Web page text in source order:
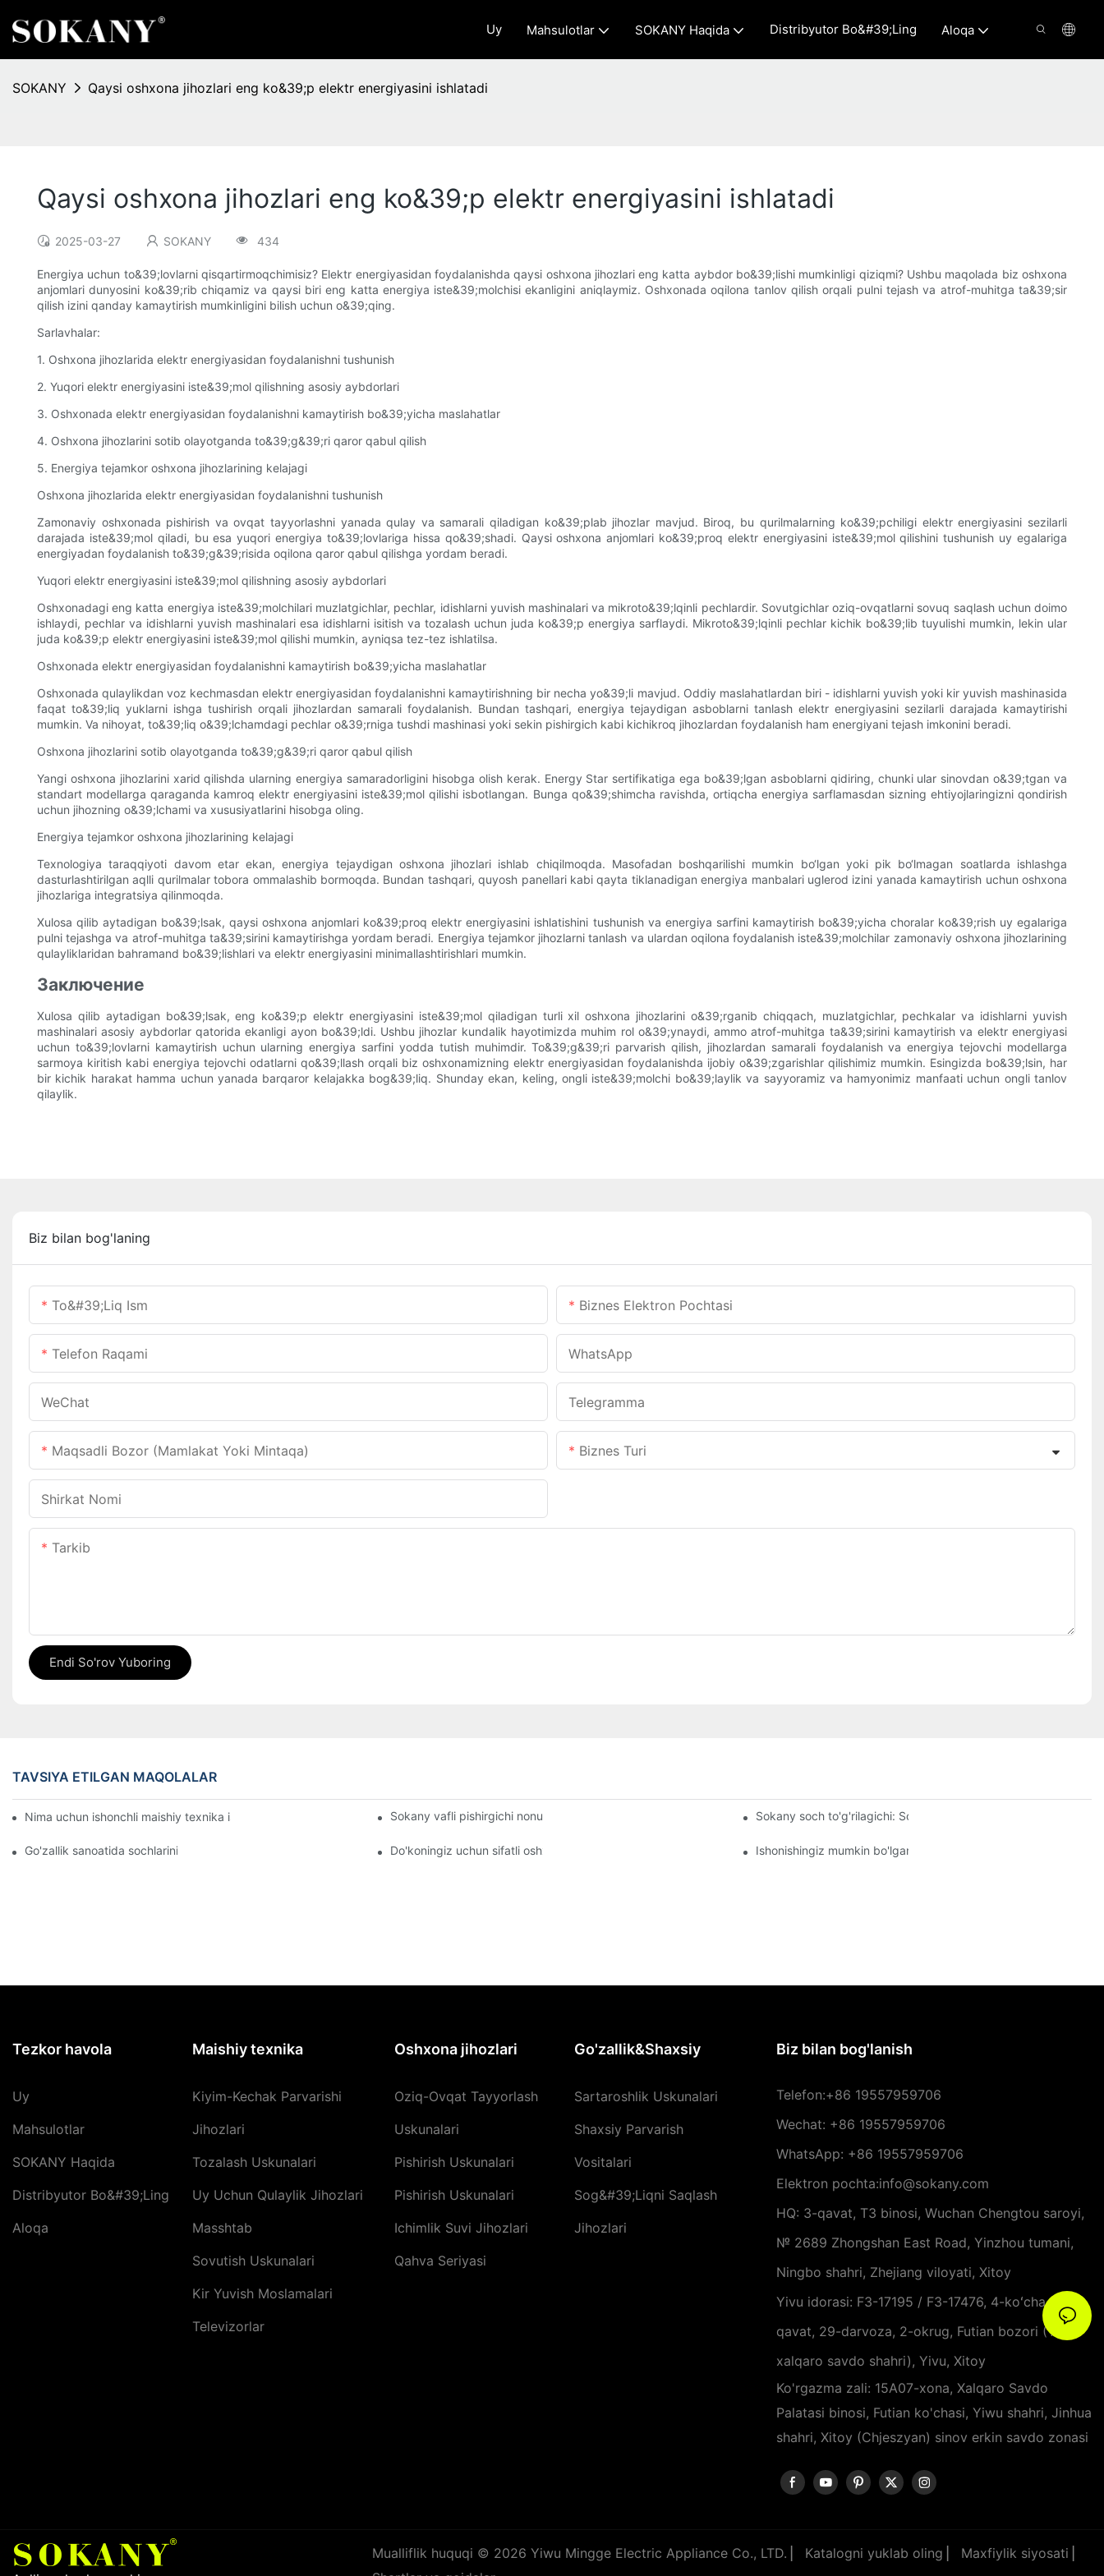
Uy Mahsulotlar SOKANY Haqida Distribyutor Bo&#39;ling Aloqa
SOKANY Qaysi oshxona jihozlari eng ko&39;p elektr energiyasini ishlatadi
Qaysi oshxona jihozlari eng ko&39;p elektr energiyasini ishlatadi
2025-03-27 SOKANY 434
Energiya uchun to&39;lovlarni qisqartirmoqchimisiz? Elektr energiyasidan foydalanishda qaysi oshxona jihozlari eng katta aybdor bo&39;lishi mumkinligi qiziqmi? Ushbu maqolada biz oshxona
anjomlari dunyosini ko&39;rib chiqamiz va qaysi biri eng katta energiya iste&39;molchisi ekanligini aniqlaymiz. Oshxonada oqilona tanlov qilish orqali pulni tejash va atrof-muhitga ta&39;sir
qilish izini qanday kamaytirish mumkinligini bilish uchun o&39;qing.
Sarlavhalar:
1. Oshxona jihozlarida elektr energiyasidan foydalanishni tushunish
2. Yuqori elektr energiyasini iste&39;mol qilishning asosiy aybdorlari
3. Oshxonada elektr energiyasidan foydalanishni kamaytirish bo&39;yicha maslahatlar
4. Oshxona jihozlarini sotib olayotganda to&39;g&39;ri qaror qabul qilish
5. Energiya tejamkor oshxona jihozlarining kelajagi
Oshxona jihozlarida elektr energiyasidan foydalanishni tushunish
Zamonaviy oshxonada pishirish va ovqat tayyorlashni yanada qulay va samarali qiladigan ko&39;plab jihozlar mavjud. Biroq, bu qurilmalarning ko&39;pchiligi elektr energiyasini sezilarli
darajada iste&39;mol qiladi, bu esa yuqori energiya to&39;lovlariga hissa qo&39;shadi. Qaysi oshxona anjomlari ko&39;proq elektr energiyasini iste&39;mol qilishini tushunish uy egalariga
energiyadan foydalanish to&39;g&39;risida oqilona qaror qabul qilishga yordam beradi.
Yuqori elektr energiyasini iste&39;mol qilishning asosiy aybdorlari
Oshxonadagi eng katta energiya iste&39;molchilari muzlatgichlar, pechlar, idishlarni yuvish mashinalari va mikroto&39;lqinli pechlardir. Sovutgichlar oziq-ovqatlarni sovuq saqlash uchun doimo
ishlaydi, pechlar va idishlarni yuvish mashinalari esa idishlarni isitish va tozalash uchun juda ko&39;p energiya sarflaydi. Mikroto&39;lqinli pechlar kichik bo&39;lib tuyulishi mumkin, lekin ular
juda ko&39;p elektr energiyasini iste&39;mol qilishi mumkin, ayniqsa tez-tez ishlatilsa.
Oshxonada elektr energiyasidan foydalanishni kamaytirish bo&39;yicha maslahatlar
Oshxonada qulaylikdan voz kechmasdan elektr energiyasidan foydalanishni kamaytirishning bir necha yo&39;li mavjud. Oddiy maslahatlardan biri - idishlarni yuvish yoki kir yuvish mashinasida
faqat to&39;liq yuklarni ishga tushirish orqali jihozlardan samarali foydalanish. Bundan tashqari, energiya tejaydigan asboblarni tanlash elektr energiyasini sezilarli darajada kamaytirishi
mumkin. Va nihoyat, to&39;liq o&39;lchamdagi pechlar o&39;rniga tushdi mashinasi yoki sekin pishirgich kabi kichikroq jihozlardan foydalanish ham energiyani tejash imkonini beradi.
Oshxona jihozlarini sotib olayotganda to&39;g&39;ri qaror qabul qilish
Yangi oshxona jihozlarini xarid qilishda ularning energiya samaradorligini hisobga olish kerak. Energy Star sertifikatiga ega bo&39;lgan asboblarni qidiring, chunki ular sinovdan o&39;tgan va
standart modellarga qaraganda kamroq elektr energiyasini iste&39;mol qilishi isbotlangan. Bunga qo&39;shimcha ravishda, ortiqcha energiya sarflamasdan sizning ehtiyojlaringizni qondirish
uchun jihozning o&39;lchami va xususiyatlarini hisobga oling.
Energiya tejamkor oshxona jihozlarining kelajagi
Texnologiya taraqqiyoti davom etar ekan, energiya tejaydigan oshxona jihozlari ishlab chiqilmoqda. Masofadan boshqarilishi mumkin bo‘lgan yoki pik bo‘lmagan soatlarda ishlashga
dasturlashtirilgan aqlli qurilmalar tobora ommalashib bormoqda. Bundan tashqari, quyosh panellari kabi qayta tiklanadigan energiya manbalari uglerod izini yanada kamaytirish uchun oshxona
jihozlariga integratsiya qilinmoqda.
Xulosa qilib aytadigan bo&39;lsak, qaysi oshxona anjomlari ko&39;proq elektr energiyasini ishlatishini tushunish va energiya sarfini kamaytirish bo&39;yicha choralar ko&39;rish uy egalariga
pulni tejashga va atrof-muhitga ta&39;sirini kamaytirishga yordam beradi. Energiya tejamkor jihozlarni tanlash va ulardan oqilona foydalanish iste&39;molchilar zamonaviy oshxona jihozlarining
qulayliklaridan bahramand bo&39;lishlari va elektr energiyasini minimallashtirishlari mumkin.
Заключение
Xulosa qilib aytadigan bo&39;lsak, eng ko&39;p elektr energiyasini iste&39;mol qiladigan turli xil oshxona jihozlarini o&39;rganib chiqqach, muzlatgichlar, pechkalar va idishlarni yuvish
mashinalari asosiy aybdorlar qatorida ekanligi ayon bo&39;ldi. Ushbu jihozlar kundalik hayotimizda muhim rol o&39;ynaydi, ammo atrof-muhitga ta&39;sirini kamaytirish va elektr energiyasi
uchun to&39;lovlarni kamaytirish uchun ularning energiya sarfini yodda tutish muhimdir. To&39;g&39;ri parvarish qilish, jihozlardan samarali foydalanish va energiya tejovchi modellarga
sarmoya kiritish kabi energiya tejovchi odatlarni qo&39;llash orqali biz oshxonamizning elektr energiyasidan foydalanishda ijobiy o&39;zgarishlar qilishimiz mumkin. Esingizda bo&39;lsin, har
bir kichik harakat hamma uchun yanada barqaror kelajakka bog&39;liq. Shunday ekan, keling, ongli iste&39;molchi bo&39;laylik va sayyoramiz va hamyonimiz manfaati uchun ongli tanlov
qilaylik.
Biz bilan bog'laning
To&#39;liq Ism Biznes Elektron Pochtasi
Telefon Raqami WhatsApp
WeChat Telegramma
Maqsadli Bozor (mamlakat Yoki Mintaqa) Biznes Turi
Shirkat Nomi
Tarkib
Endi So'rov Yuboring
TAVSIYA ETILGAN MAQOLALAR
Nima uchun ishonchli maishiy texnika ishlab chiqaruvchisini tanlash juda muhimSokany vafli pishirgichi nonushtani qanday qilib qiziqarli va oson tayyorlaydiSokany soch to'g'rilagichi: Soch turmagingiz uchun o'yin
Go'zallik sanoatida sochlarini fen bilan ta'minlovchilarning roli Do'koningiz uchun sifatli oshxona jihozlari yetkazib beruvchilarini qanday topish mumkinIshonishingiz mumkin bo'lgan eng yaxshi oshxona jihozlari
Tezkor havola
Uy
Mahsulotlar
SOKANY Haqida
Distribyutor Bo&#39;ling
Aloqa
Maishiy texnika
Kiyim-Kechak Parvarishi
Jihozlari
Tozalash Uskunalari
Uy Uchun Qulaylik Jihozlari
Masshtab
Sovutish Uskunalari
Kir Yuvish Moslamalari
Televizorlar
Oshxona jihozlari
Oziq-Ovqat Tayyorlash
Uskunalari
Pishirish Uskunalari
Pishirish Uskunalari
Ichimlik Suvi Jihozlari
Qahva Seriyasi
Go'zallik&Shaxsiy
Sartaroshlik Uskunalari
Shaxsiy Parvarish
Vositalari
Sog&#39;liqni Saqlash
Jihozlari
Biz bilan bog'lanish
Telefon:+86 19557959706
Wechat: +86 19557959706
WhatsApp: +86 19557959706
Elektron pochta:info@sokany.com
HQ: 3-qavat, T3 binosi, Wuchan Chengtou saroyi,
№ 2689 Zhongshan East Road, Yinzhou tumani,
Ningbo shahri, Zhejiang viloyati, Xitoy
Yivu idorasi: F3-17195 / F3-17476, 4-koʻcha, 3-
qavat, 29-darvoza, 2-okrug, Futian bozori (Yivu
xalqaro savdo shahri), Yivu, Xitoy
Ko'rgazma zali: 15A07-xona, Xalqaro Savdo
Palatasi binosi, Futian ko'chasi, Yiwu shahri, Jinhua
shahri, Xitoy (Chjeszyan) sinov erkin savdo zonasi
Mualliflik huquqi © 2026 Yiwu Mingge Electric Appliance Co., LTD. ▏ Katalogni yuklab oling Maxfiylik siyosati